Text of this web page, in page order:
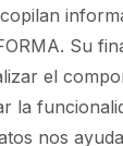
Su
el
la
nos